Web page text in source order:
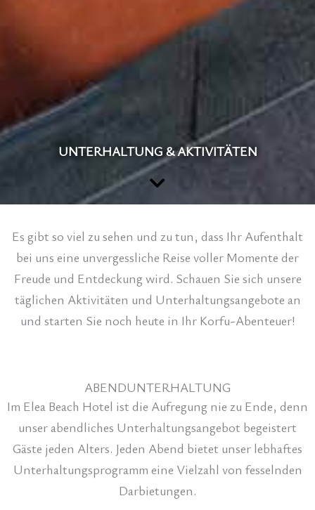
UNTERHALTUNG & AKTIVITÄTEN
Es gibt so viel zu sehen und zu tun, dass Ihr Aufenthalt
bei uns eine unvergessliche Reise voller Momente der
Freude und Entdeckung wird. Schauen Sie sich unsere
täglichen Aktivitäten und Unterhaltungsangebote an
und starten Sie noch heute in Ihr Korfu-Abenteuer!
ABENDUNTERHALTUNG
Im Elea Beach Hotel ist die Aufregung nie zu Ende, denn
unser abendliches Unterhaltungsangebot begeistert
Gäste jeden Alters. Jeden Abend bietet unser lebhaftes
Unterhaltungsprogramm eine Vielzahl von fesselnden
Darbietungen.